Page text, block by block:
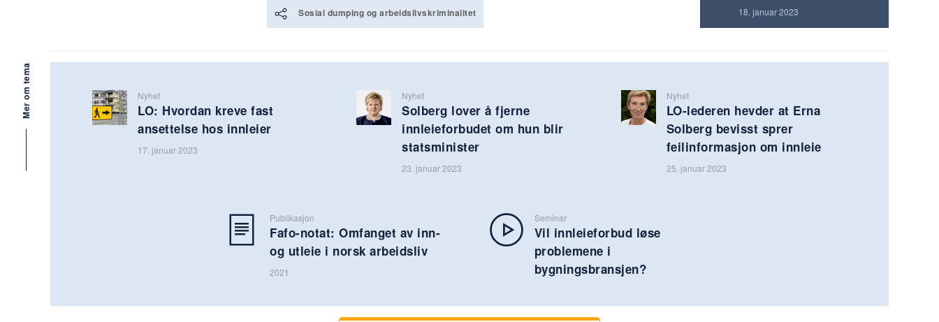
Sosial dumping og arbeidslivskriminalitet 18. januar 2023
Nyhet
LO: Hvordan kreve fast
ansettelse hos innleier
17. januar 2023
Nyhet
Solberg lover å fjerne
innleieforbudet om hun blir
statsminister
23. januar 2023
Nyhet
LO-lederen hevder at Erna
Solberg bevisst sprer
feilinformasjon om innleie
25. januar 2023
Publikasjon
Fafo-notat: Omfanget av inn-
og utleie i norsk arbeidsliv
2021
Seminar
Vil innleieforbud løse
problemene i
bygningsbransjen?
Mer om tema